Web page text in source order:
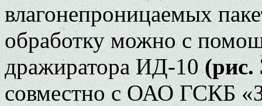
влагонепроницаемых
обработку можно с
дражиратора ИД-10(рис.
совместно с ОАО ГСКБ